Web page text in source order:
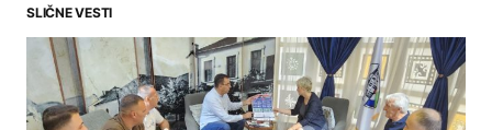
22.05.2026. at 21:42
Па уместо месечних принадлежности,
SLIČNE VESTI